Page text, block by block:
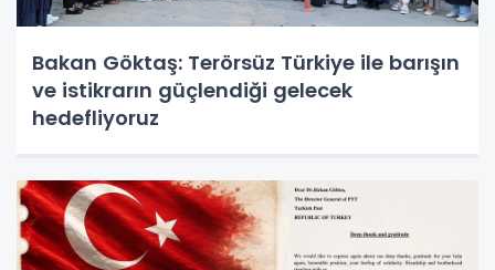
Bakan Göktaş: Terörsüz Türkiye ile barışın
ve istikrarın güçlendiği gelecek
hedefliyoruz